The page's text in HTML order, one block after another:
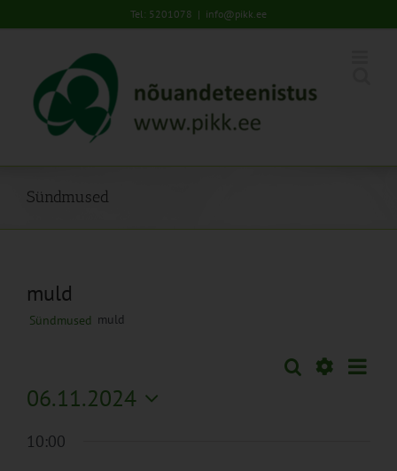
to
Tel: 5201078 | info@pikk.ee
Sündmused
muld
Sündmused muld
Sündmused
Otsi Päev
06.11.2024
kuupäev.
10:00